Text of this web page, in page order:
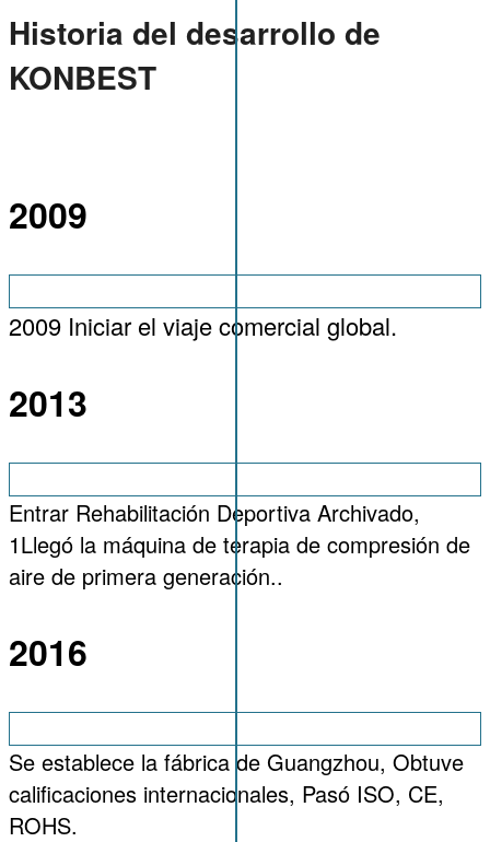
Historia del desarrollo de
KONBEST
2009
2009 Iniciar el viaje comercial global.
2013
Entrar Rehabilitación Deportiva Archivado,
1Llegó la máquina de terapia de compresión de
aire de primera generación..
2016
Se establece la fábrica de Guangzhou, Obtuve
calificaciones internacionales, Pasó ISO, CE,
ROHS.